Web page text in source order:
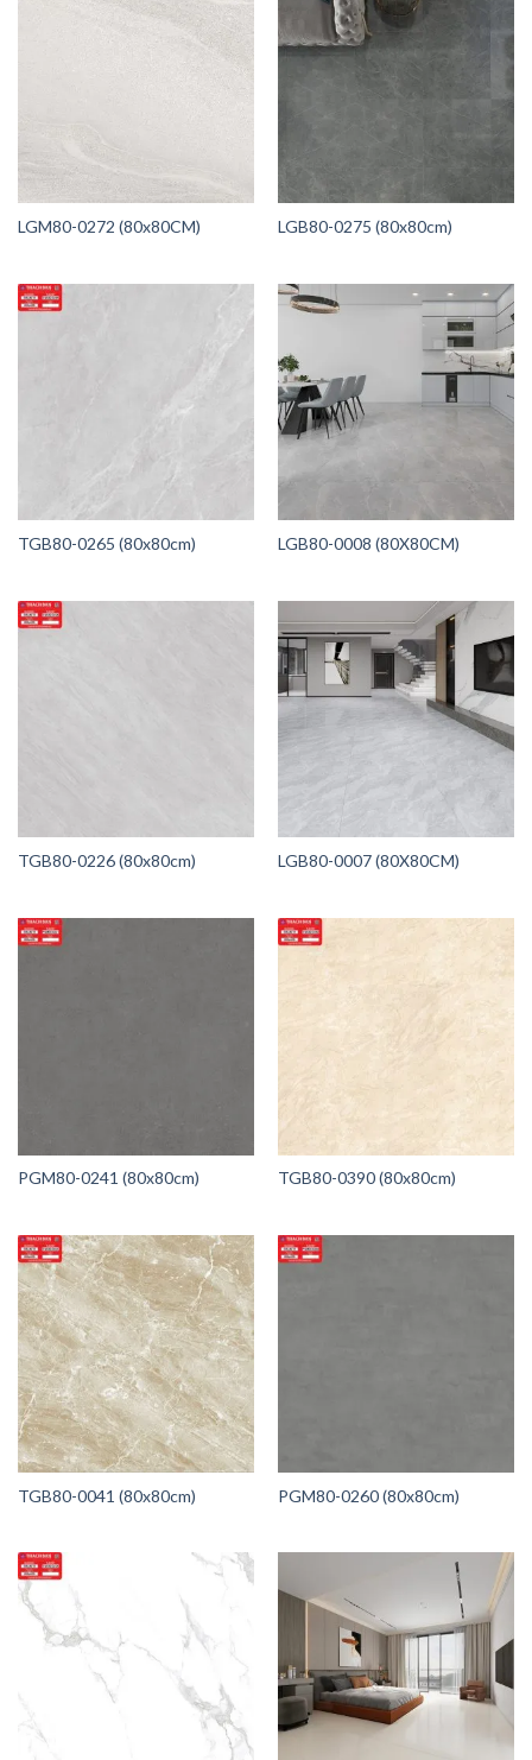
LGM80-0272 (80x80CM) LGB80-0275 (80x80cm)
TGB80-0265 (80x80cm) LGB80-0008 (80X80CM)
TGB80-0226 (80x80cm) LGB80-0007 (80X80CM)
PGM80-0241 (80x80cm) TGB80-0390 (80x80cm)
TGB80-0041 (80x80cm) PGM80-0260 (80x80cm)